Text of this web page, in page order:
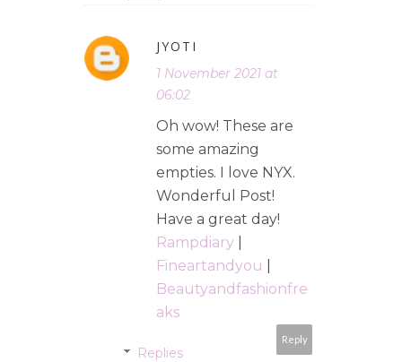
JYOTI
1 November 2021 at
06:02
Oh wow! These are
some amazing
empties. I love NYX.
Wonderful Post!
Have a great day!
Rampdiary
Fineartandyou
Beautyandfashionfre
aks
Reply
Replies